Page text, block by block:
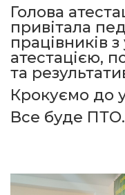
Голова
привітала
працівників
атестацією,
та
Крокуємо до
Все буде ПТО.